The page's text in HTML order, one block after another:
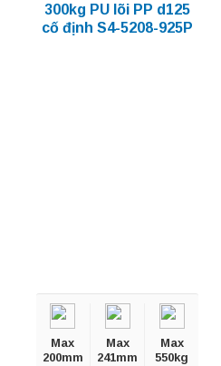
300kg PU lõi PP d125
cố định S4-5208-925P
Max
200mm
Max
241mm
Max
550kg